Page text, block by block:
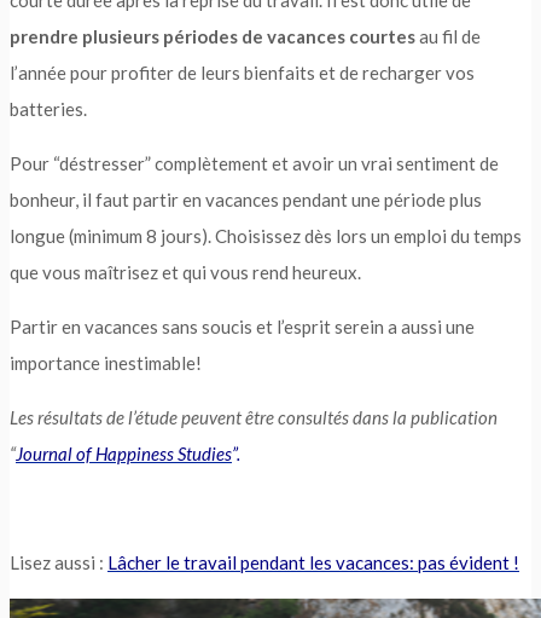
prendre plusieurs périodes de vacances courtesau fil de
l’année pour profiter de leurs bienfaits et de recharger vos
batteries.
Pour “déstresser” complètement et avoir un vrai sentiment de
bonheur, il faut partir en vacances pendant une période plus
longue (minimum 8 jours). Choisissez dès lors un emploi du temps
que vous maîtrisez et qui vous rend heureux.
Partir en vacances sans soucis et l’esprit serein a aussi une
importance inestimable!
Les résultats de l’étude peuvent être consultés dans la publication
“Journal of Happiness Studies”.
Lisez aussi : Lâcher le travail pendant les vacances: pas évident !